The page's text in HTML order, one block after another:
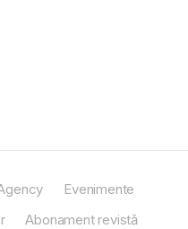
Evenimente
Abonament revistă